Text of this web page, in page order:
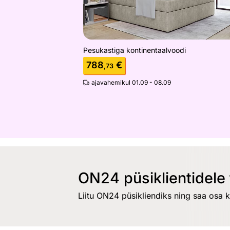
Pesukastiga kontinentaalvoodi
788,73 €
ajavahemikul 01.09 - 08.09
ON24
Liitu ON24 püsikliendiks ning saa osa